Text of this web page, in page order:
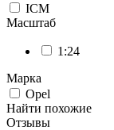
ICM
Масштаб
1:24
Марка
Opel
Найти похожие
Отзывы